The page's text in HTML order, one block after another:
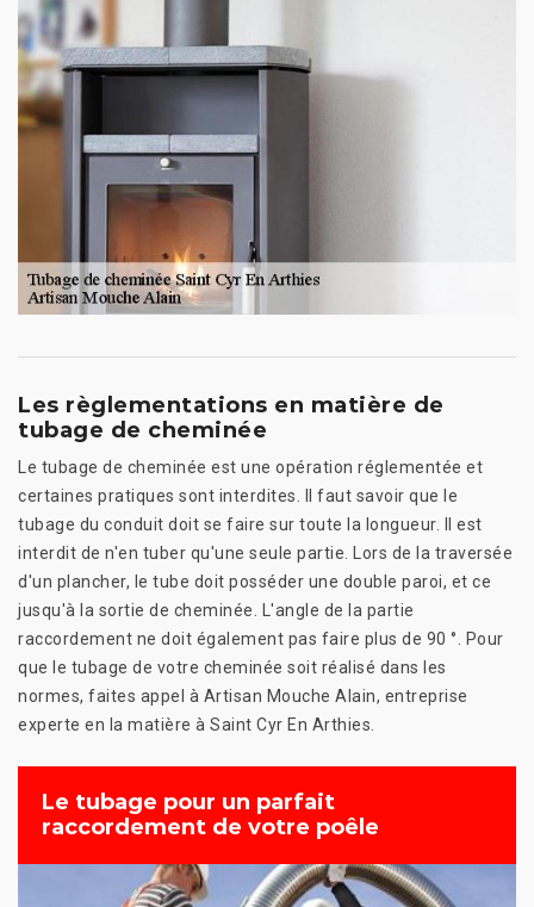
Les règlementations en matière de
tubage de cheminée
Le tubage de cheminée est une opération réglementée et
certaines pratiques sont interdites. Il faut savoir que le
tubage du conduit doit se faire sur toute la longueur. Il est
interdit de n'en tuber qu'une seule partie. Lors de la traversée
d'un plancher, le tube doit posséder une double paroi, et ce
jusqu'à la sortie de cheminée. L'angle de la partie
raccordement ne doit également pas faire plus de 90 °. Pour
que le tubage de votre cheminée soit réalisé dans les
normes, faites appel à Artisan Mouche Alain, entreprise
experte en la matière à Saint Cyr En Arthies.
Le tubage pour un parfait
raccordement de votre poêle